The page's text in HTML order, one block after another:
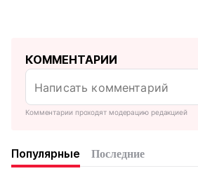
КОММЕНТАРИИ
Комментарии проходят модерацию редакцией
Популярные Последние